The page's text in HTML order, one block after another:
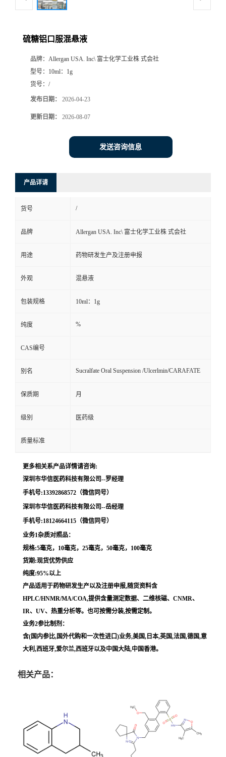
誉
联
在
线
留
言
硫糖铝口服混悬液
品牌： Allergan USA. Inc\ 富士化学工业株 式会社
型号： 10ml：1g
货号： /
发布日期： 2026-04-23
更新日期： 2026-08-07
发送咨询信息
产品详请
货号 /
品牌 Allergan USA. Inc\ 富士化学工业株 式会社
用途 药物研发生产及注册申报
外观 混悬液
包装规格 10ml：1g
纯度 %
CAS编号
别名 Sucralfate Oral Suspension /Ulcerlmin/CARAFATE
保质期 月
级别 医药级
质量标准
更多相关系产品详情请咨询:
深圳市华信医药科技有限公司--罗经理
手机号:13392868572（微信同号）
深圳市华信医药科技有限公司--岳经理
手机号:18124664115（微信同号）
业务1杂质对照品：
规格:5毫克，10毫克，25毫克，50毫克，100毫克
货期:现货优势供应
纯度:95%以上
产品适用于药物研发生产以及注册申报,随货资料含
HPLC/HNMR/MA/COA,提供含量测定数据、二维核磁、CNMR、
IR、UV、热重分析等。也可按需分装,按需定制。
业务2参比制剂：
含(国内参比,国外代购和一次性进口)业务,美国,日本,英国,法国,德国,意
大利,西班牙,爱尔兰,西班牙以及中国大陆,中国香港。
相关产品：